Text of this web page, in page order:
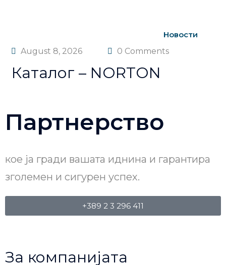
Новости
August 8, 2026
0 Comments
Каталог – NORTON
Партнерство
кое ја гради вашата иднина и гарантира
зголемен и сигурен успех.
+389 2 3 296 411
За компанијата